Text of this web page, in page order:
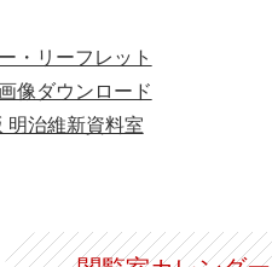
・リーフレット
像ダウンロード
明治維新資料室